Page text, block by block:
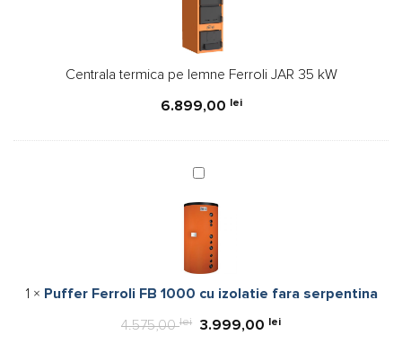
lemne
Ferroli
JAR
35
kW
Centrala termica pe lemne Ferroli JAR 35 kW
6.899,00 lei
Puffer
FB
1000
izolatie
fara
serpentina
1 × Puffer Ferroli FB 1000 cu izolatie fara serpentina
4.575,00lei
Prețul
3.999,00 leiPrețul